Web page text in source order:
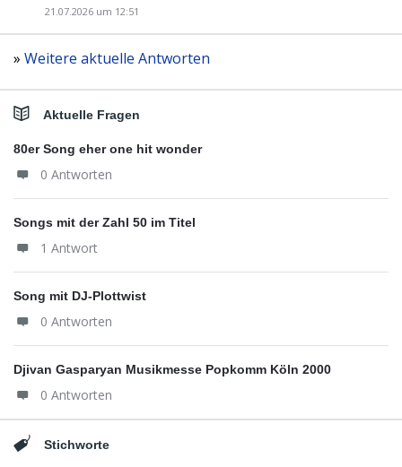
21.07.2026 um 12:51
» Weitere aktuelle Antworten
Aktuelle Fragen
80er Song eher one hit wonder
0 Antworten
Songs mit der Zahl 50 im Titel
1 Antwort
Song mit DJ-Plottwist
0 Antworten
Djivan Gasparyan Musikmesse Popkomm Köln 2000
0 Antworten
Stichworte